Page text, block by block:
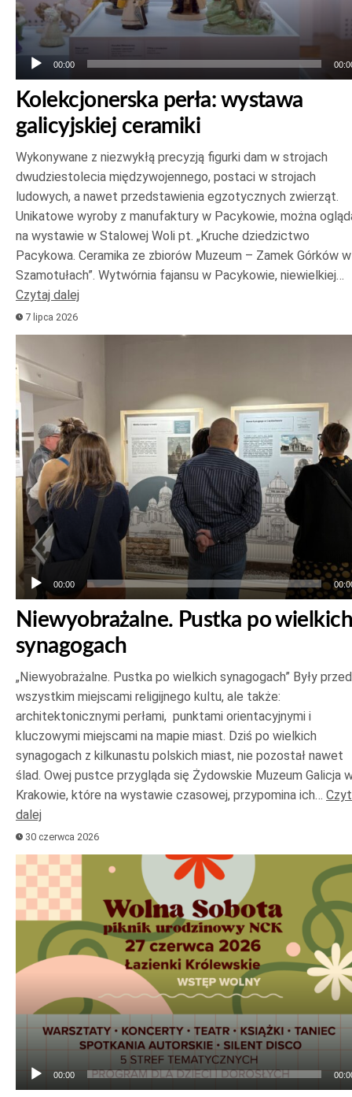
00:00
Kolekcjonerska perła: wystawa
galicyjskiej ceramiki
Wykonywane z niezwykłą precyzją figurki dam w strojach
dwudziestolecia międzywojennego, postaci w strojach
ludowych, a nawet przedstawienia egzotycznych zwierząt.
Unikatowe wyroby z manufaktury w Pacykowie, można
na wystawie w Stalowej Woli pt. „Kruche dziedzictwo
Pacykowa. Ceramika ze zbiorów Muzeum – Zamek Górków w
Szamotułach”. Wytwórnia fajansu w Pacykowie, niewielkiej…
Czytaj dalej
7 lipca 2026
Odtwarzacz
plików
dźwiękowych
00:00
Niewyobrażalne. Pustka po wielkich
synagogach
„Niewyobrażalne. Pustka po wielkich synagogach” Były
wszystkim miejscami religijnego kultu, ale także:
architektonicznymi perłami, punktami orientacyjnymi i
kluczowymi miejscami na mapie miast. Dziś po wielkich
synagogach z kilkunastu polskich miast, nie pozostał nawet
ślad. Owej pustce przygląda się Żydowskie Muzeum Galicja
Krakowie, które na wystawie czasowej, przypomina ich…
dalej
30 czerwca 2026
Odtwarzacz
plików
dźwiękowych
00:00